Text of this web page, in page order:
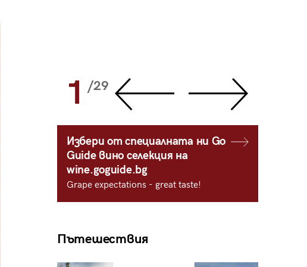
1 /29
Избери от специалната ни Go
Guide вино селекция на
wine.goguide.bg
Grape expectations - great taste!
Пътешествия